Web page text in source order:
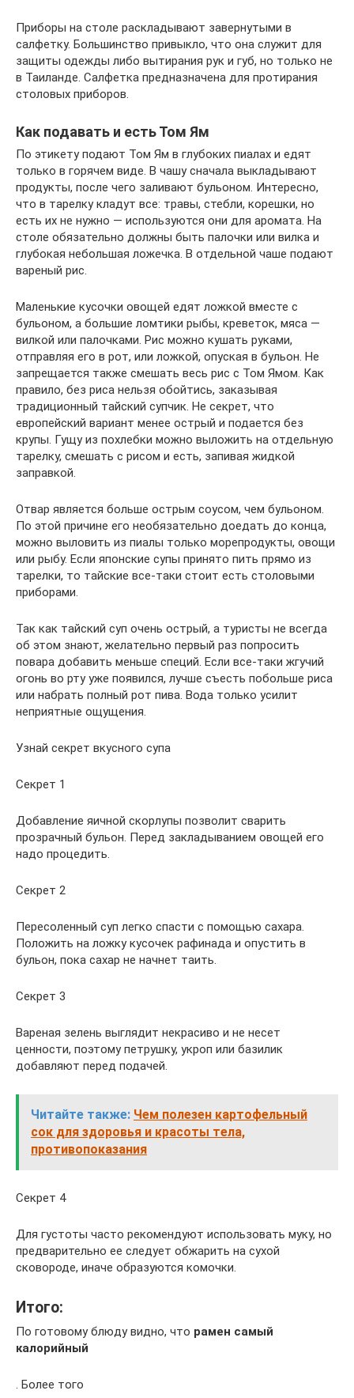
Приборы на столе раскладывают завернутыми в
салфетку. Большинство привыкло, что она служит для
защиты одежды либо вытирания рук и губ, но только не
в Таиланде. Салфетка предназначена для протирания
столовых приборов.
Как подавать и есть Том Ям
По этикету подают Том Ям в глубоких пиалах и едят
только в горячем виде. В чашу сначала выкладывают
продукты, после чего заливают бульоном. Интересно,
что в тарелку кладут все: травы, стебли, корешки, но
есть их не нужно — используются они для аромата. На
столе обязательно должны быть палочки или вилка и
глубокая небольшая ложечка. В отдельной чаше подают
вареный рис.
Маленькие кусочки овощей едят ложкой вместе с
бульоном, а большие ломтики рыбы, креветок, мяса —
вилкой или палочками. Рис можно кушать руками,
отправляя его в рот, или ложкой, опуская в бульон. Не
запрещается также смешать весь рис с Том Ямом. Как
правило, без риса нельзя обойтись, заказывая
традиционный тайский супчик. Не секрет, что
европейский вариант менее острый и подается без
крупы. Гущу из похлебки можно выложить на отдельную
тарелку, смешать с рисом и есть, запивая жидкой
заправкой.
Отвар является больше острым соусом, чем бульоном.
По этой причине его необязательно доедать до конца,
можно выловить из пиалы только морепродукты, овощи
или рыбу. Если японские супы принято пить прямо из
тарелки, то тайские все-таки стоит есть столовыми
приборами.
Так как тайский суп очень острый, а туристы не всегда
об этом знают, желательно первый раз попросить
повара добавить меньше специй. Если все-таки жгучий
огонь во рту уже появился, лучше съесть побольше риса
или набрать полный рот пива. Вода только усилит
неприятные ощущения.
Узнай секрет вкусного супа
Секрет 1
Добавление яичной скорлупы позволит сварить
прозрачный бульон. Перед закладыванием овощей его
надо процедить.
Секрет 2
Пересоленный суп легко спасти с помощью сахара.
Положить на ложку кусочек рафинада и опустить в
бульон, пока сахар не начнет таить.
Секрет 3
Вареная зелень выглядит некрасиво и не несет
ценности, поэтому петрушку, укроп или базилик
добавляют перед подачей.
Читайте также: Чем полезен картофельный
сок для здоровья и красоты тела,
противопоказания
Секрет 4
Для густоты часто рекомендуют использовать муку, но
предварительно ее следует обжарить на сухой
сковороде, иначе образуются комочки.
Итого:
По готовому блюду видно, что рамен самый
калорийный
. Более того